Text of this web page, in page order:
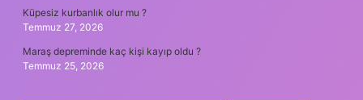
Küpesiz kurbanlık olur mu ?
Temmuz 27, 2026
Maraş depreminde kaç kişi kayıp oldu ?
Temmuz 25, 2026